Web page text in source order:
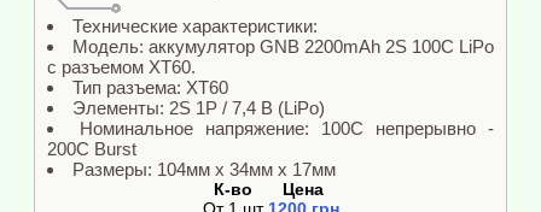
Технические характеристики:
Модель: аккумулятор GNB 2200mAh 2S 100C LiPo
с разъемом XT60.
Тип разъема: XT60
Элементы: 2S 1P / 7,4 В (LiPo)
Номинальное напряжение: 100C непрерывно -
200C Burst
Размеры: 104мм x 34мм x 17мм
К-во
Цена